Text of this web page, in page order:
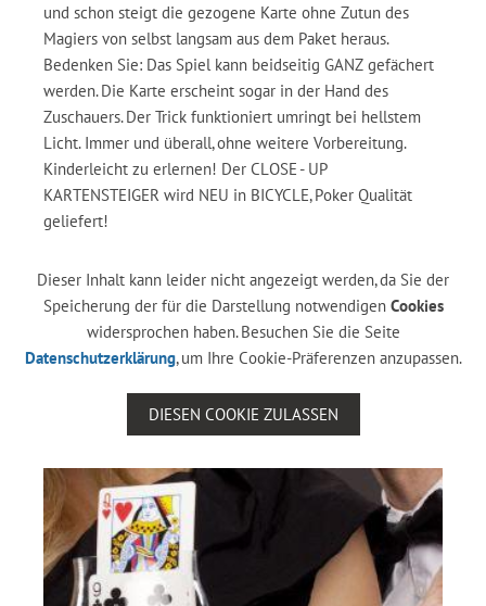
und schon steigt die gezogene Karte ohne Zutun des
Magiers von selbst langsam aus dem Paket heraus.
Bedenken Sie: Das Spiel kann beidseitig GANZ gefächert
werden. Die Karte erscheint sogar in der Hand des
Zuschauers. Der Trick funktioniert umringt bei hellstem
Licht. Immer und überall, ohne weitere Vorbereitung.
Kinderleicht zu erlernen! Der CLOSE - UP
KARTENSTEIGER wird NEU in BICYCLE, Poker Qualität
geliefert!
Dieser Inhalt kann leider nicht angezeigt werden, da Sie der
Speicherung der für die Darstellung notwendigen Cookies
widersprochen haben. Besuchen Sie die Seite
Datenschutzerklärung, um Ihre Cookie-Präferenzen anzupassen.
DIESEN COOKIE ZULASSEN